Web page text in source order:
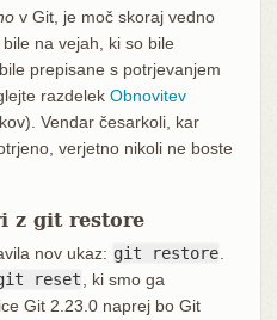
v Git, je moč skoraj vedno
na vejah, ki so bile
prepisane s potrjevanjem
razdelek Obnovitev
Vendar česarkoli, kar
verjetno nikoli ne boste
z git restore
nov ukaz: git restore
reset
, ki smo ga
Git 2.23.0 naprej bo Git